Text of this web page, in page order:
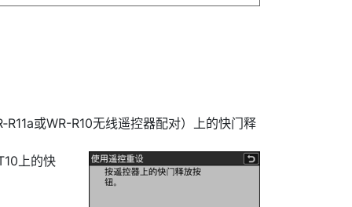
或WR-R10无线遥控器配对）上的快门释
上的快